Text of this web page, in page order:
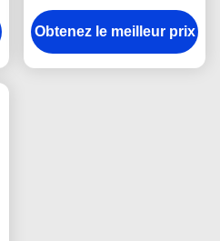
de miroir cosmétique en
cuir de Tableau d'unité
centrale petit
Obtenez le meilleur prix